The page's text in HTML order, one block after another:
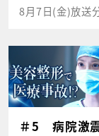
8月7日(金)放送
＃5 病院激